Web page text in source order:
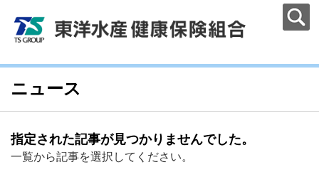
ニュース
指定された記事が見つかりませんでした。
一覧から記事を選択してください。